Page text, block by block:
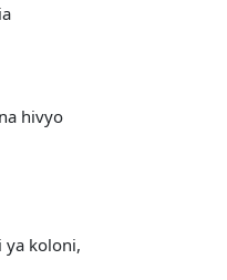
hivyo
ya koloni,